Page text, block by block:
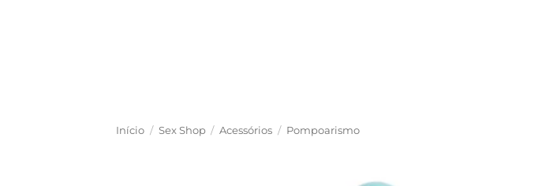
Início / Sex Shop / Acessórios / Pompoarismo